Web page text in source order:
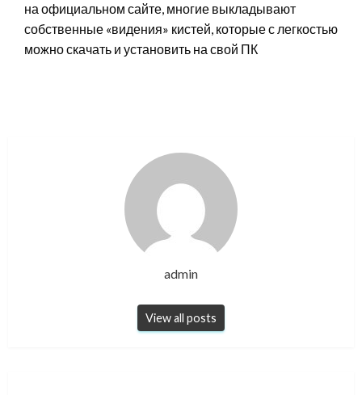
на официальном сайте, многие выкладывают
собственные «видения» кистей, которые с легкостью
можно скачать и установить на свой ПК
admin
View all posts